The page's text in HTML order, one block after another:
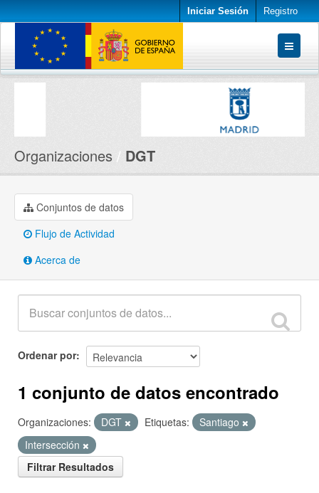
Iniciar Sesión Registro
Conjuntos de datos
Organizaciones DGT
Conjuntos de datos
Flujo de Actividad
Acerca de
Ordenar por
1 conjunto de datos encontrado
Organizaciones: DGT Etiquetas:
Santiago
Intersección
Filtrar Resultados